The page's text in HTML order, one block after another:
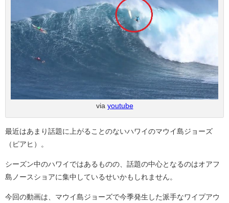
via youtube
最近はあまり話題に上がることのないハワイのマウイ島ジョーズ
（ピアヒ）。
シーズン中のハワイではあるものの、話題の中心となるのはオアフ
島ノースショアに集中しているせいかもしれません。
今回の動画は、マウイ島ジョーズで今季発生した派手なワイプアウ